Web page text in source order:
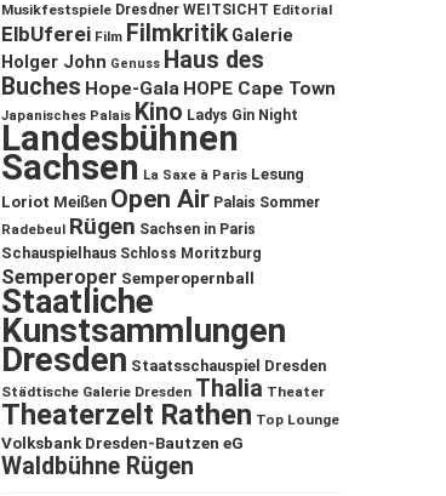
Musikfestspiele Dresdner WEITSICHT Editorial
ElbUferei Film Filmkritik Galerie
Holger John Genuss Haus des
Buches Hope-Gala HOPE Cape Town
Japanisches Palais Kino Ladys Gin Night
Landesbühnen
Sachsen La Saxe à Paris Lesung
Loriot Meißen Open Air Palais Sommer
Radebeul Rügen Sachsen in Paris
Schauspielhaus Schloss Moritzburg
Semperoper Semperopernball
Staatliche
Kunstsammlungen
Dresden Staatsschauspiel Dresden
Städtische Galerie Dresden Thalia Theater
Theaterzelt Rathen Top Lounge
Volksbank Dresden-Bautzen eG
Waldbühne Rügen